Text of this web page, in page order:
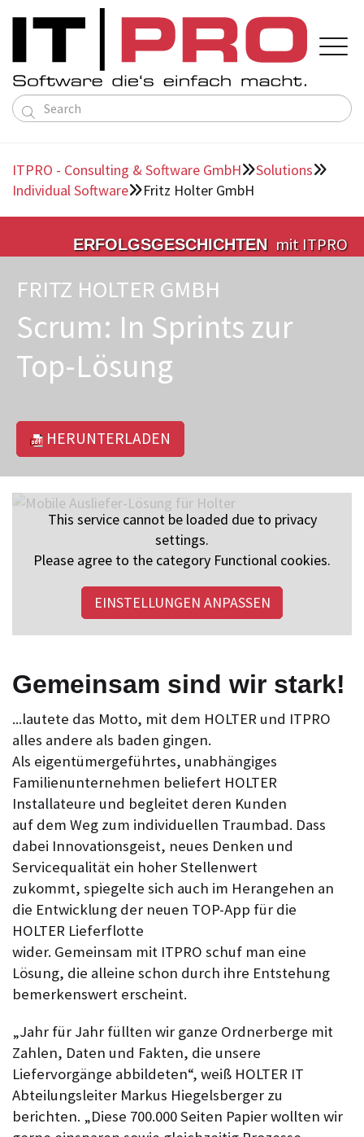
Service ERP
About us
About us
Team
References
Deutsch
English
Contact
Directions

ITPRO - Consulting & Software GmbHSolutions
Individual SoftwareFritz Holter GmbH
ERFOLGSGESCHICHTEN mit ITPRO
FRITZ HOLTER GMBH
Scrum: In Sprints zur
Top-Lösung
HERUNTERLADEN
This service cannot be loaded due to privacy
settings.
Please agree to the category Functional cookies.
EINSTELLUNGEN ANPASSEN
Gemeinsam sind wir stark!
...lautete das Motto, mit dem HOLTER und ITPRO
alles andere als baden gingen.
Als eigentümergeführtes, unabhängiges
Familienunternehmen beliefert HOLTER
Installateure und begleitet deren Kunden
auf dem Weg zum individuellen Traumbad. Dass
dabei Innovationsgeist, neues Denken und
Servicequalität ein hoher Stellenwert
zukommt, spiegelte sich auch im Herangehen an
die Entwicklung der neuen TOP-App für die
HOLTER Lieferflotte
wider. Gemeinsam mit ITPRO schuf man eine
Lösung, die alleine schon durch ihre Entstehung
bemerkenswert erscheint.
„Jahr für Jahr füllten wir ganze Ordnerberge mit
Zahlen, Daten und Fakten, die unsere
Liefervorgänge abbildeten“, weiß HOLTER IT
Abteilungsleiter Markus Hiegelsberger zu
berichten. „Diese 700.000 Seiten Papier wollten wir